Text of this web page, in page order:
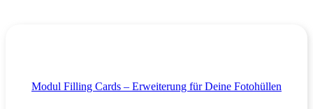
Modul Filling Cards – Erweiterung für Deine Fotohüllen